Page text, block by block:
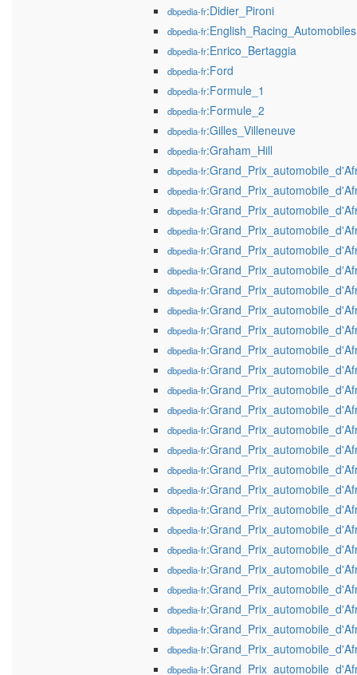
dbpedia-fr:Didier_Pironi
dbpedia-fr:English_Racing_Automobiles
dbpedia-fr:Enrico_Bertaggia
dbpedia-fr:Ford
dbpedia-fr:Formule_1
dbpedia-fr:Formule_2
dbpedia-fr:Gilles_Villeneuve
dbpedia-fr:Graham_Hill
dbpedia-fr
dbpedia-fr
dbpedia-fr
dbpedia-fr
dbpedia-fr
dbpedia-fr
dbpedia-fr
dbpedia-fr
dbpedia-fr
dbpedia-fr
dbpedia-fr
dbpedia-fr
dbpedia-fr
dbpedia-fr
dbpedia-fr
dbpedia-fr
dbpedia-fr
dbpedia-fr
dbpedia-fr
dbpedia-fr
dbpedia-fr
dbpedia-fr
dbpedia-fr
dbpedia-fr
dbpedia-fr
dbpedia-fr